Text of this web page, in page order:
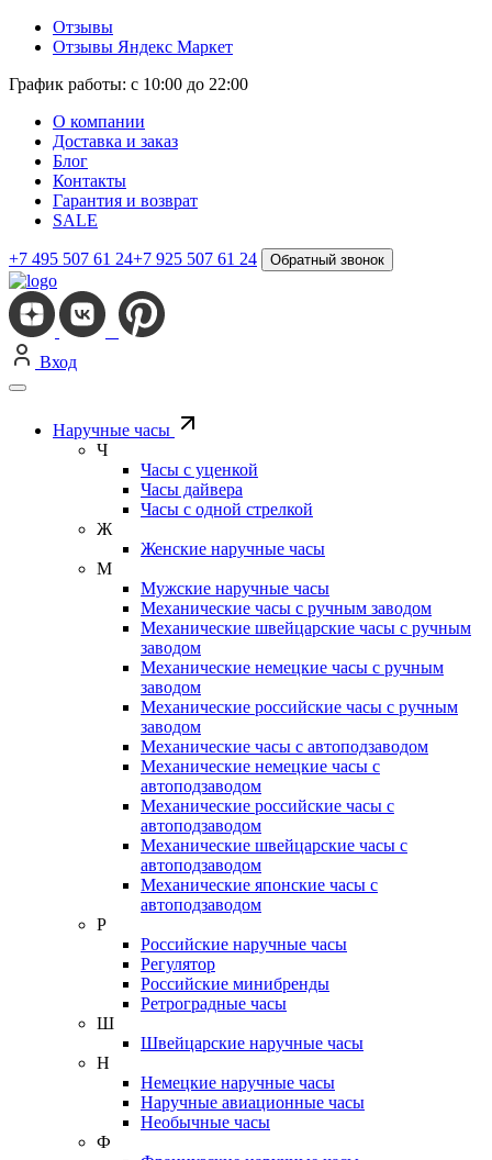
Отзывы
Отзывы Яндекс Маркет
График работы: с 10:00 до 22:00
О компании
Доставка и заказ
Блог
Контакты
Гарантия и возврат
SALE
+7 495 507 61 24+7 925 507 61 24 Обратный звонок
Вход
Наручные часы
Ч
Часы с уценкой
Часы дайвера
Часы с одной стрелкой
Ж
Женские наручные часы
М
Мужские наручные часы
Механические часы с ручным заводом
Механические швейцарские часы с ручным
заводом
Механические немецкие часы с ручным
заводом
Механические российские часы с ручным
заводом
Механические часы с автоподзаводом
Механические немецкие часы с
автоподзаводом
Механические российские часы с
автоподзаводом
Механические швейцарские часы с
автоподзаводом
Механические японские часы с
автоподзаводом
Р
Российские наручные часы
Регулятор
Российские минибренды
Ретроградные часы
Ш
Швейцарские наручные часы
Н
Немецкие наручные часы
Наручные авиационные часы
Необычные часы
Ф